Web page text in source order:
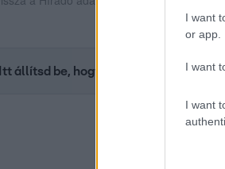
I want
or app.
I want
I want
Itt állítsd be, hogy az RTL.hu az elsők